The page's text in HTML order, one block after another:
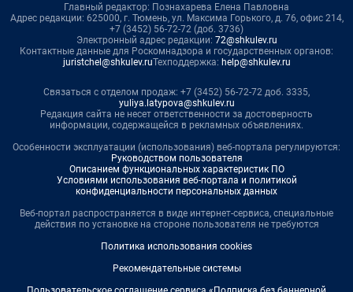
Главный редактор: Познахарева Елена Павловна
Адрес редакции: 625000, г. Тюмень, ул. Максима Горького, д. 76, офис 214,
+7 (3452) 56-72-72 (доб. 3736)
Электронный адрес редакции: 72@shkulev.ru
Контактные данные для Роскомнадзора и государственных органов:
juristchel@shkulev.ruТехподдержка: help@shkulev.ru
Связаться с отделом продаж: +7 (3452) 56-72-72 доб. 3335,
yuliya.latypova@shkulev.ru
Редакция сайта не несет ответственности за достоверность
информации, содержащейся в рекламных объявлениях.
Особенности эксплуатации (использования) веб-портала регулируются:
Руководством пользователя
Описанием функциональных характеристик ПО
Условиями использования веб-портала и политикой
конфиденциальности персональных данных
Веб-портал распространяется в виде интернет-сервиса, специальные
действия по установке на стороне пользователя не требуются
Политика использования cookies
Рекомендательные системы